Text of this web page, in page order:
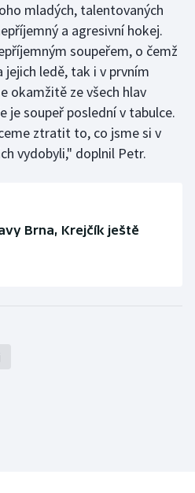
mladých, talentovaných
a agresivní hokej.
soupeřem, o čemž
jejich ledě, tak i v prvním
okamžitě ze všech hlav
je soupeř poslední v tabulce.
ztratit to, co jsme si v
vydobyli," doplnil Petr.
Brna, Krejčík ještě